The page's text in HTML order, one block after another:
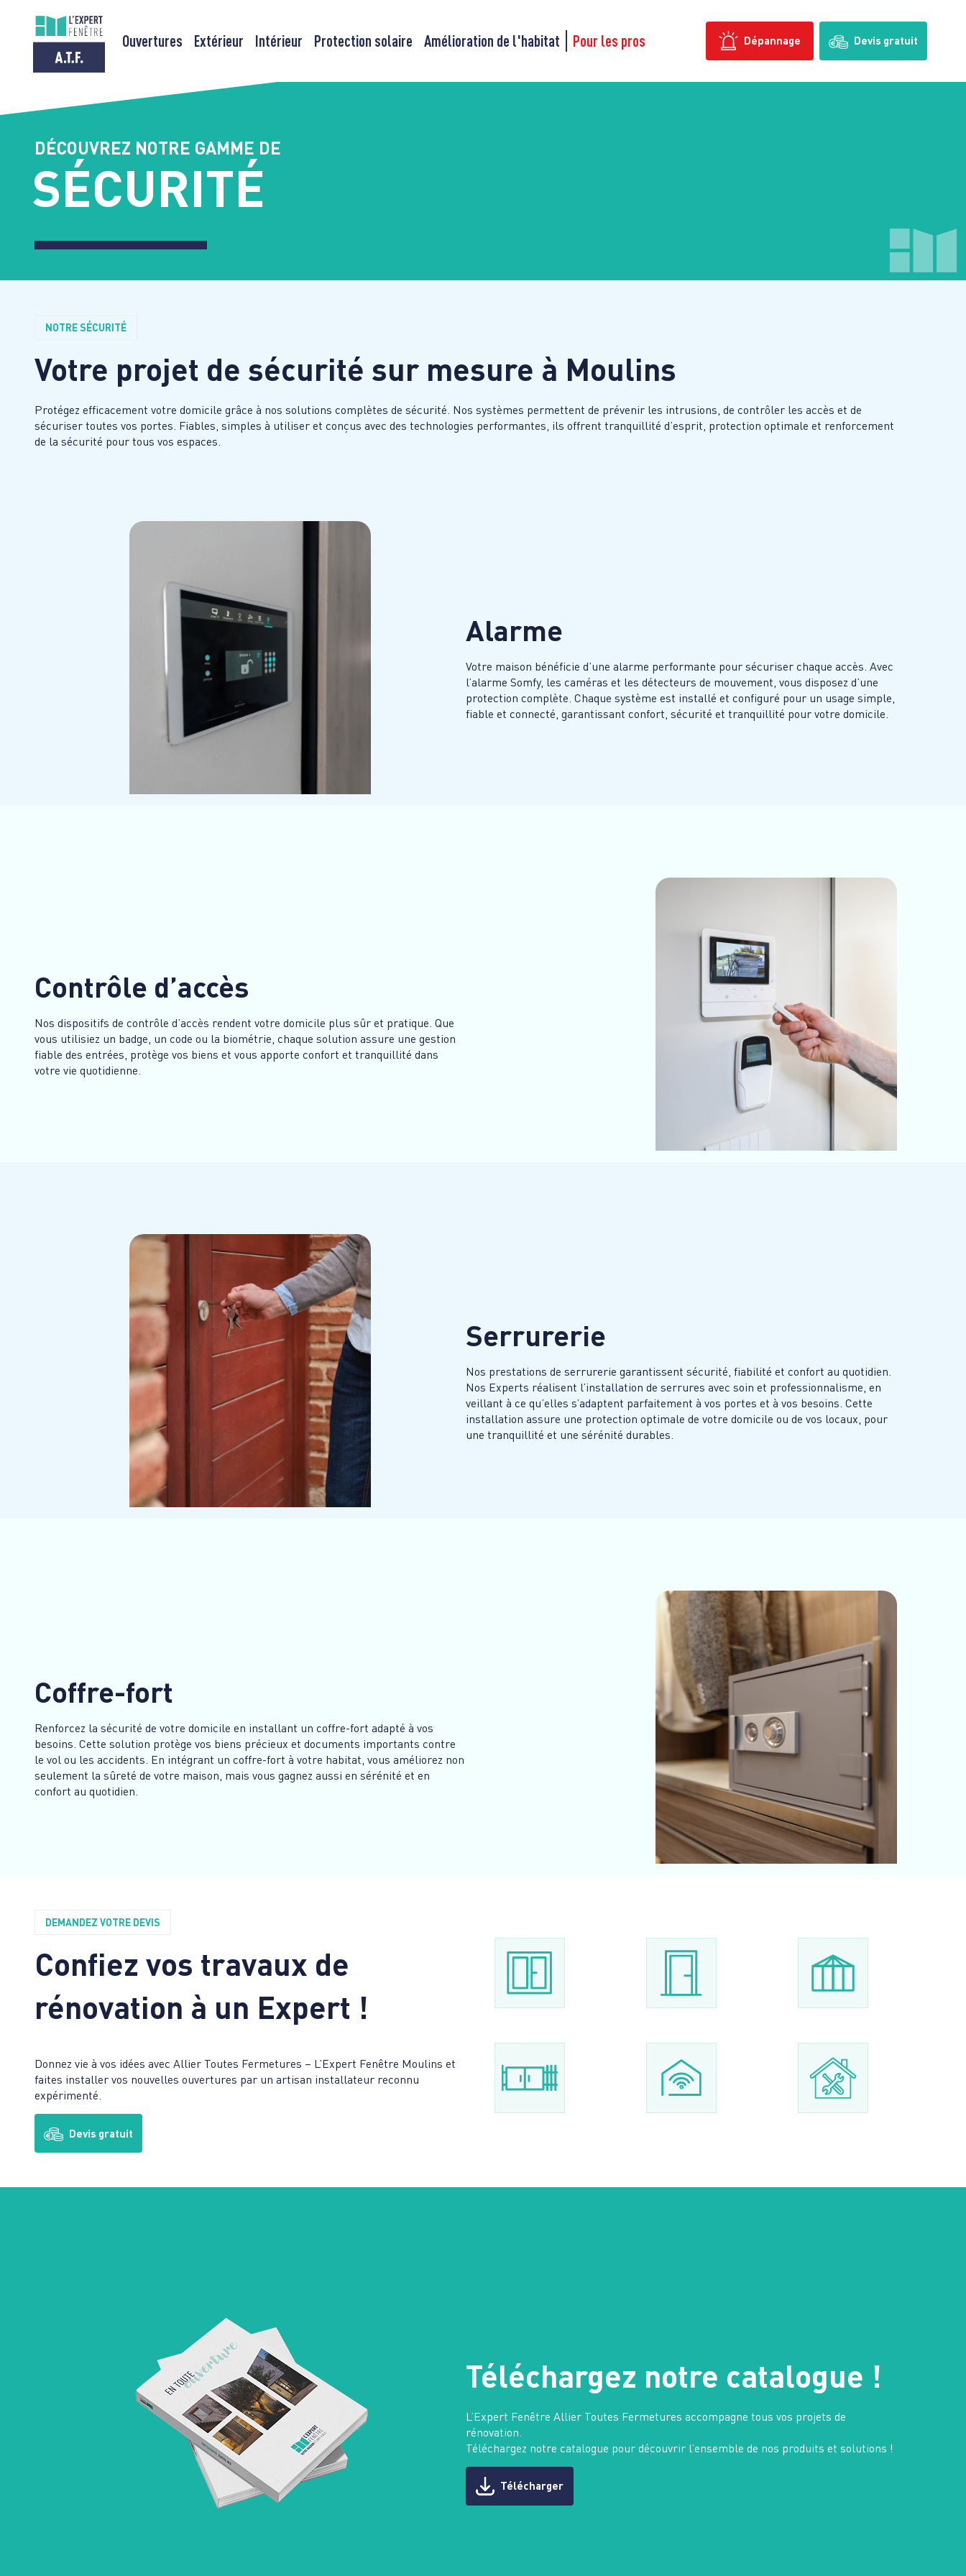
Dépannage Devis gratuit
Ouvertures Extérieur Intérieur Protection solaire Amélioration de l'habitat Pour les pros
DÉCOUVREZ NOTRE GAMME DE
SÉCURITÉ
NOTRE SÉCURITÉ
Votre projet de sécurité sur mesure à Moulins
Protégez efficacement votre domicile grâce à nos solutions complètes de sécurité. Nos systèmes permettent de prévenir les intrusions, de contrôler les accès et de
sécuriser toutes vos portes. Fiables, simples à utiliser et conçus avec des technologies performantes, ils offrent tranquillité d’esprit, protection optimale et renforcement
de la sécurité pour tous vos espaces.
Alarme
Votre maison bénéficie d’une alarme performante pour sécuriser chaque accès. Avec
l’alarme Somfy, les caméras et les détecteurs de mouvement, vous disposez d’une
protection complète. Chaque système est installé et configuré pour un usage simple,
fiable et connecté, garantissant confort, sécurité et tranquillité pour votre domicile.
Contrôle d’accès
Nos dispositifs de contrôle d’accès rendent votre domicile plus sûr et pratique. Que
vous utilisiez un badge, un code ou la biométrie, chaque solution assure une gestion
fiable des entrées, protège vos biens et vous apporte confort et tranquillité dans
votre vie quotidienne.
Serrurerie
Nos prestations de serrurerie garantissent sécurité, fiabilité et confort au quotidien.
Nos Experts réalisent l’installation de serrures avec soin et professionnalisme, en
veillant à ce qu’elles s’adaptent parfaitement à vos portes et à vos besoins. Cette
installation assure une protection optimale de votre domicile ou de vos locaux, pour
une tranquillité et une sérénité durables.
Coffre-fort
Renforcez la sécurité de votre domicile en installant un coffre-fort adapté à vos
besoins. Cette solution protège vos biens précieux et documents importants contre
le vol ou les accidents. En intégrant un coffre-fort à votre habitat, vous améliorez non
seulement la sûreté de votre maison, mais vous gagnez aussi en sérénité et en
confort au quotidien.
DEMANDEZ VOTRE DEVIS
Confiez vos travaux de
rénovation à un Expert !
Donnez vie à vos idées avec Allier Toutes Fermetures – L’Expert Fenêtre Moulins et
faites installer vos nouvelles ouvertures par un artisan installateur reconnu
expérimenté.
Devis gratuit
Téléchargez notre catalogue !
L’Expert Fenêtre Allier Toutes Fermetures accompagne tous vos projets de
rénovation.
Téléchargez notre catalogue pour découvrir l’ensemble de nos produits et solutions !
Télécharger